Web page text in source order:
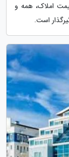
املاک، همه و
است.